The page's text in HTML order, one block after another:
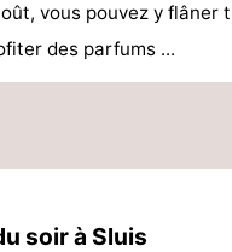
vous pouvez y flâner
des parfums ...
soir à Sluis